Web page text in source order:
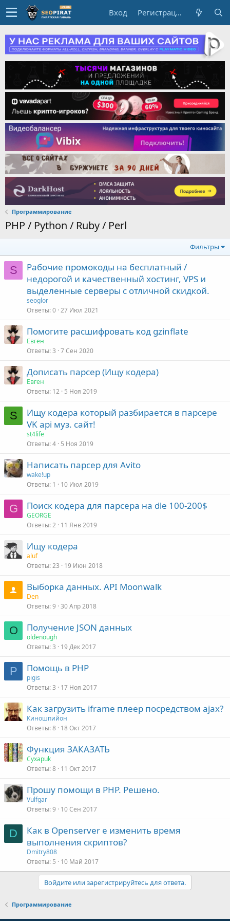
Вход Регистрация
Программирование
PHP / Python / Ruby / Perl
Фильтры
S
Рабочие промокоды на бесплатный /
недорогой и качественный хостинг, VPS и
выделенные серверы с отличной скидкой.
seoglor
Ответы 0 27 Июл 2021
Помогите расшифровать код gzinflate
Евген
Ответы 3 7 Сен 2020
Дописать парсер (Ищу кодера)
Евген
Ответы 12 5 Ноя 2019
S
Ищу кодера который разбирается в парсере
VK api муз. сайт!
st4life
Ответы 4 5 Ноя 2019
Написать парсер для Avito
wake!up
Ответы 1 10 Июл 2019
G Поиск кодера для парсера на dle 100-200$
GEORGE
Ответы 2 11 Янв 2019
Ищу кодера
aluf
Ответы 23 19 Июн 2018
Выборка данных. API Moonwalk
Den
Ответы 9 30 Апр 2018
O Получение JSON данных
oldenough
Ответы 3 19 Дек 2017
P Помощь в PHP
pigis
Ответы 3 17 Ноя 2017
Как загрузить iframe плеер посредством ajax?
Киношпийон
Ответы 8 18 Окт 2017
Функция ЗАКАЗАТЬ
Cyxapuk
Ответы 8 11 Окт 2017
Прошу помощи в PHP. Решено.
Vulfgar
Ответы 9 10 Сен 2017
D
Как в Openserver е изменить время
выполнения скриптов?
Dmitry808
Ответы 5 10 Май 2017
Войдите или зарегистрируйтесь для ответа.
Программирование